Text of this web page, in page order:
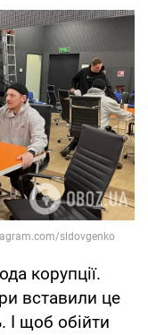
корупції.
вставили це
І щоб обійти